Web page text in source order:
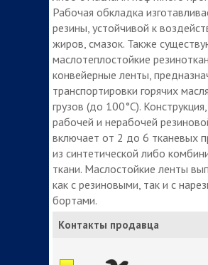
Рабочая обкладка
резины, устойчивой к
жиров, смазок. Также
маслотеплостойкие
конвейерные ленты,
транспортировки горячих
грузов (до 100°С).
рабочей и нерабочей
включает от 2 до 6 тканевых
из синтетической либо
ткани. Маслостойкие ленты
как с резиновыми, так и с
бортами.
Контакты продавца